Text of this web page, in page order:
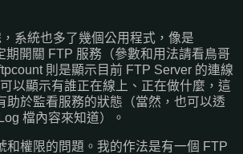
系統也多了幾個公用程式，像是
期開關 FTP 服務（參數和用法請看鳥哥
則是顯示目前 FTP Server 的連線
以顯示有誰正在線上、正在做什麼，這
助於監看服務的狀態（當然，也可以透
檔內容來知道）。
和權限的問題。我的作法是有一個 FTP